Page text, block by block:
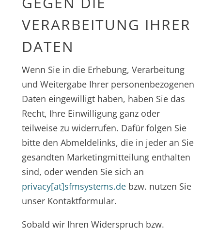
VERARBEITUNG IHRER
DATEN
Wenn Sie in die Erhebung, Verarbeitung
und Weitergabe Ihrer personenbezogenen
Daten eingewilligt haben, haben Sie das
Recht, Ihre Einwilligung ganz oder
teilweise zu widerrufen. Dafür folgen Sie
bitte den Abmeldelinks, die in jeder an Sie
gesandten Marketingmitteilung enthalten
sind, oder wenden Sie sich an
privacy[at]sfmsystems.debzw. nutzen Sie
unser Kontaktformular.
Sobald wir Ihren Widerspruch bzw.